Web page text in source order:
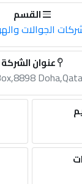
القسم
الجوالات
عنوان الشركة